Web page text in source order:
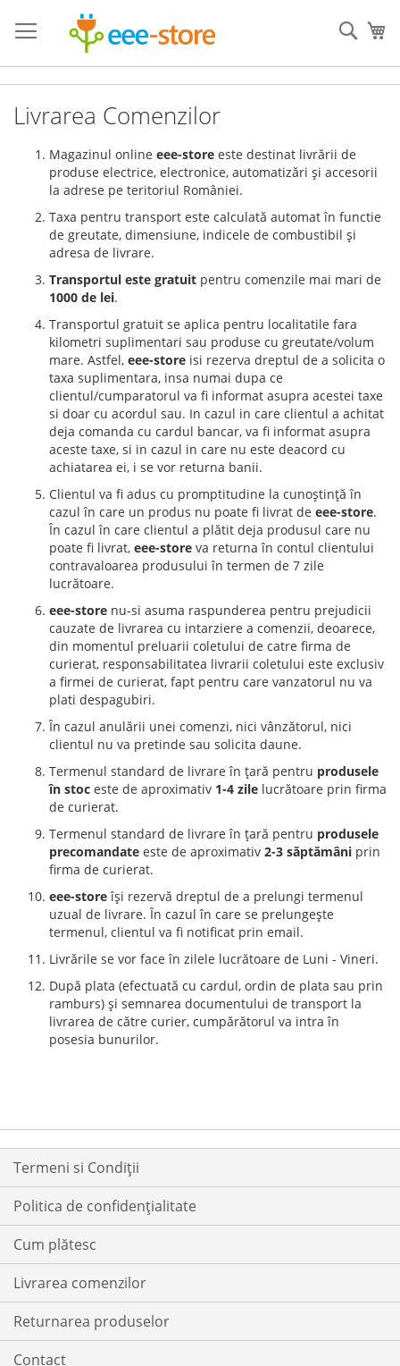
la
Continut
Livrarea Comenzilor
Magazinul online eee-store este destinat livrării de
produse electrice, electronice, automatizări și accesorii
la adrese pe teritoriul României.
Taxa pentru transport este calculată automat în functie
de greutate, dimensiune, indicele de combustibil și
adresa de livrare.
Transportul este gratuit pentru comenzile mai mari de
1000 de lei.
Transportul gratuit se aplica pentru localitatile fara
kilometri suplimentari sau produse cu greutate/volum
mare. Astfel, eee-store isi rezerva dreptul de a solicita o
taxa suplimentara, insa numai dupa ce
clientul/cumparatorul va fi informat asupra acestei taxe
si doar cu acordul sau. In cazul in care clientul a achitat
deja comanda cu cardul bancar, va fi informat asupra
aceste taxe, si in cazul in care nu este deacord cu
achiatarea ei, i se vor returna banii.
Clientul va fi adus cu promptitudine la cunoștință în
cazul în care un produs nu poate fi livrat de eee-store.
În cazul în care clientul a plătit deja produsul care nu
poate fi livrat, eee-store va returna în contul clientului
contravaloarea produsului în termen de 7 zile
lucrătoare.
eee-store nu-si asuma raspunderea pentru prejudicii
cauzate de livrarea cu intarziere a comenzii, deoarece,
din momentul preluarii coletului de catre firma de
curierat, responsabilitatea livrarii coletului este exclusiv
a firmei de curierat, fapt pentru care vanzatorul nu va
plati despagubiri.
În cazul anulării unei comenzi, nici vânzătorul, nici
clientul nu va pretinde sau solicita daune.
Termenul standard de livrare în țară pentru produsele
în stoc este de aproximativ 1-4 zile lucrătoare prin firma
de curierat.
Termenul standard de livrare în țară pentru produsele
precomandate este de aproximativ 2-3 săptămâni prin
firma de curierat.
eee-storeîși rezervă dreptul de a prelungi termenul
uzual de livrare. În cazul în care se prelungește
termenul, clientul va fi notificat prin email.
Livrările se vor face în zilele lucrătoare de Luni - Vineri.
După plata (efectuată cu cardul, ordin de plata sau prin
ramburs) și semnarea documentului de transport la
livrarea de către curier, cumpărătorul va intra în
posesia bunurilor.
Termeni si Condiții
Politica de confidențialitate
Cum plătesc
Livrarea comenzilor
Returnarea produselor
Contact